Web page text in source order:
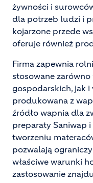
żywności i
dla potrzeb ludzi i
kojarzone przede
oferuje również
Firma zapewnia
stosowane
gospodarskich, jak
produkowana z
źródło wapnia dla
preparaty Saniwap
tworzeniu
pozwalają
właściwe warunki
zastosowanie